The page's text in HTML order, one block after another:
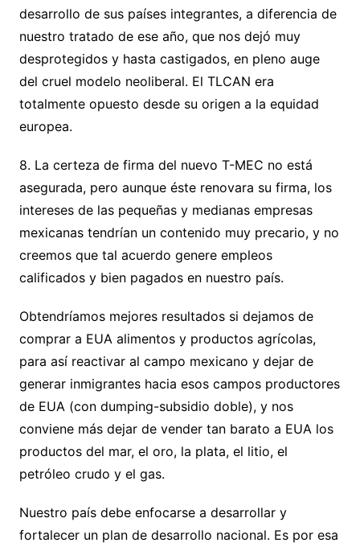
desarrollo de sus países integrantes, a diferencia de
nuestro tratado de ese año, que nos dejó muy
desprotegidos y hasta castigados, en pleno auge
del cruel modelo neoliberal. El TLCAN era
totalmente opuesto desde su origen a la equidad
europea.
8. La certeza de firma del nuevo T-MEC no está
asegurada, pero aunque éste renovara su firma, los
intereses de las pequeñas y medianas empresas
mexicanas tendrían un contenido muy precario, y no
creemos que tal acuerdo genere empleos
calificados y bien pagados en nuestro país.
Obtendríamos mejores resultados si dejamos de
comprar a EUA alimentos y productos agrícolas,
para así reactivar al campo mexicano y dejar de
generar inmigrantes hacia esos campos productores
de EUA (con dumping-subsidio doble), y nos
conviene más dejar de vender tan barato a EUA los
productos del mar, el oro, la plata, el litio, el
petróleo crudo y el gas.
Nuestro país debe enfocarse a desarrollar y
fortalecer un plan de desarrollo nacional. Es por esa